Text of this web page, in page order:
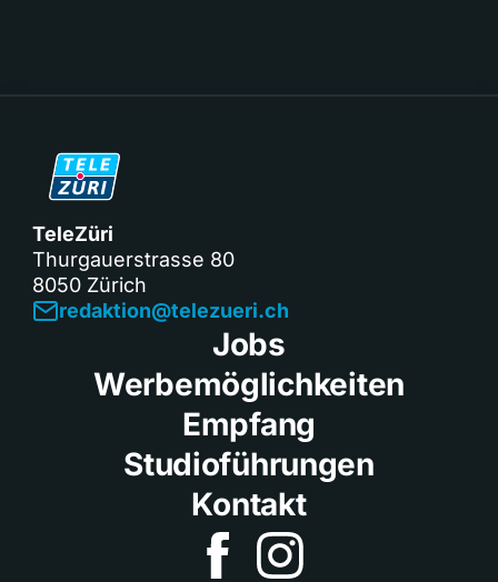
TeleZüri
Thurgauerstrasse 80
8050 Zürich
redaktion@telezueri.ch
Jobs
Werbemöglichkeiten
Empfang
Studioführungen
Kontakt